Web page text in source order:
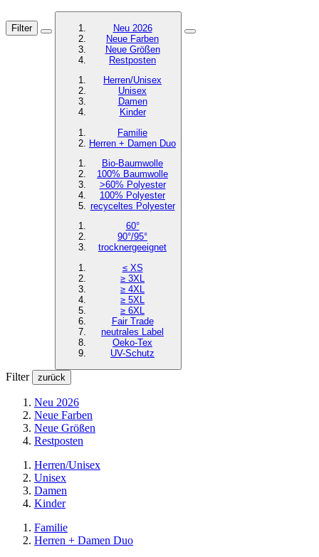
Filter
Neu 2026
Neue Farben
Neue Größen
Restposten
Herren/Unisex
Unisex
Damen
Kinder
Familie
Herren + Damen Duo
Bio-Baumwolle
100% Baumwolle
>60% Polyester
100% Polyester
recyceltes Polyester
60°
90°/95°
trocknergeeignet
≤ XS
≥ 3XL
≥ 4XL
≥ 5XL
≥ 6XL
Fair Trade
neutrales Label
Oeko-Tex
UV-Schutz
Filter zurück
Neu 2026
Neue Farben
Neue Größen
Restposten
Herren/Unisex
Unisex
Damen
Kinder
Familie
Herren + Damen Duo